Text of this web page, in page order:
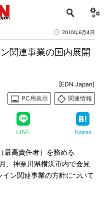
2010年6月4日
関連事業の国内展開
[EDN Japan]
PC用表示
関連情報
LINE Hatena
最高責任者）を務める
、神奈川県横浜市内で会見
ン関連事業の方針について